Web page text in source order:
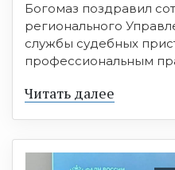
Богомаз поздравил
регионального
службы судебных
профессиональным
Читать далее